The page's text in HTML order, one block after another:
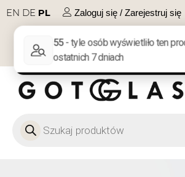
EN DE PL Zaloguj się / Zarejestruj się
NA PREZENT